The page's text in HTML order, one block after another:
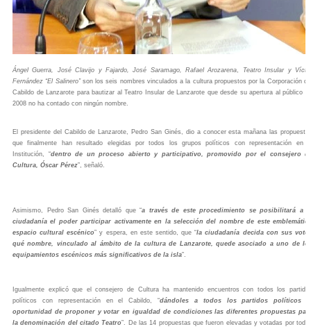
Ángel Guerra, José Clavijo y Fajardo, José Saramago, Rafael Arozarena
Teatro Insular y
Fernández “El Salinero”son los seis nombres vinculados a la cultura propuestos por la Corporación
Cabildo de Lanzarote para bautizar al Teatro Insular de Lanzarote que desde su apertura al público
2008 no ha contado con ningún nombre.
El presidente del Cabildo de Lanzarote, Pedro San Ginés, dio a conocer esta mañana las
que finalmente han resultado elegidas por todos los grupos políticos con representación en
Institución, “dentro de un proceso abierto y participativo, promovido por el consejero
Cultura, Óscar Pérez”, señaló.
Asimismo, Pedro San Ginés detalló que “a través de este procedimiento se posibilitará a
ciudadanía el poder participar activamente en la selección del nombre de este
espacio cultural escénico” y espera, en este sentido, que “la ciudadanía decida con sus
qué nombre, vinculado al ámbito de la cultura de Lanzarote, quede asociado a uno de
equipamientos escénicos más significativos de la isla”.
Igualmente explicó que el consejero de Cultura ha mantenido encuentros con todos los
políticos con representación en el Cabildo, “dándoles a todos los partidos políticos
oportunidad de proponer y votar en igualdad de condiciones las diferentes propuestas
la denominación del citado Teatro”. De las 14 propuestas que fueron elevadas y votadas por